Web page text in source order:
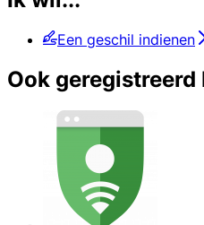
Een geschil indienen
Ook geregistreerd